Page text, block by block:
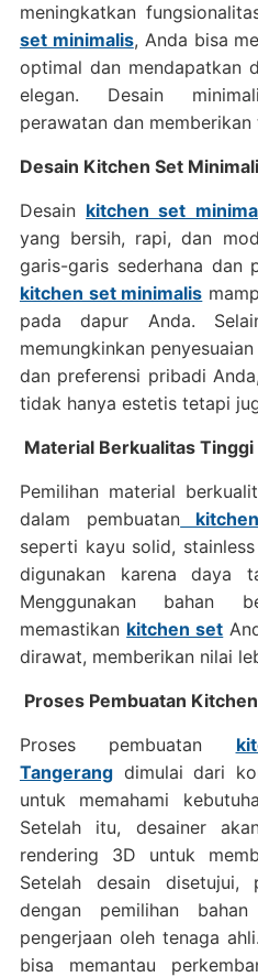
meningkatkan
set minimalis, Anda bisa
optimal dan mendapatkan
elegan. Desain
perawatan dan
Desain Kitchen Set
Desain kitchen set
yang bersih, rapi, dan
garis-garis sederhana dan
kitchen set minimalis
pada dapur Anda.
memungkinkan
dan preferensi pribadi
tidak hanya estetis tetapi
Material Berkualitas
Pemilihan material
dalam pembuatan
seperti kayu solid,
digunakan karena daya
Menggunakan bahan
memastikan kitchen set
dirawat, memberikan nilai
Proses Pembuatan
Proses pembuatan
Tangerangdimulai dari
untuk memahami
Setelah itu, desainer
rendering 3D untuk
Setelah desain disetujui,
dengan pemilihan
pengerjaan oleh tenaga
bisa memantau